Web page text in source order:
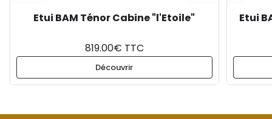
Etui BAM Ténor Cabine "l'Etoile"
819.00€ TTC
Découvrir
Etui